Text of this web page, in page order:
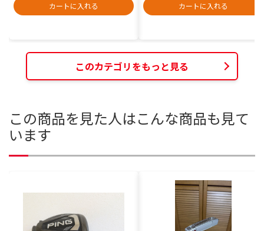
カートに入れる
カートに入れる
このカテゴリをもっと見る
この商品を見た人はこんな商品も見て
います